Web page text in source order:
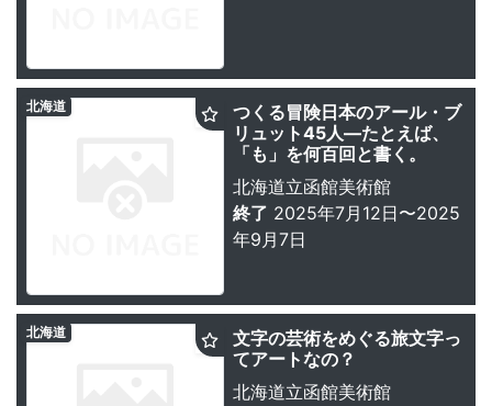
つくる冒険日本のアール・ブ
リュット45人―たとえば、
「も」を何百回と書く。
北海道立函館美術館
終了 2025年7月12日〜2025
年9月7日
北海道
文字の芸術をめぐる旅文字っ
てアートなの？
北海道立函館美術館
北海道